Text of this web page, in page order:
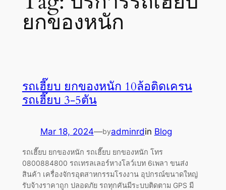
ยกของหนัก
รถเฮี๊ยบ ยกของหนัก 10ล้อติดเครน
รถเฮี๊ยบ 3-5ตัน
Mar 18, 2024—byadminrdin Blog
รถเฮี๊ยบ ยกของหนัก รถเฮี๊ยบ ยกของหนัก โทร
0800884800 รถเทรลเลอร์หางโลว์เบท 6เพลา ขนส่ง
สินค้า เครื่องจักรอุตสาหกรรมโรงงาน อุปกรณ์ขนาดใหญ่
รับจ้างราคาถูก ปลอดภัย รถทุกคันมีระบบติดตาม GPS มี